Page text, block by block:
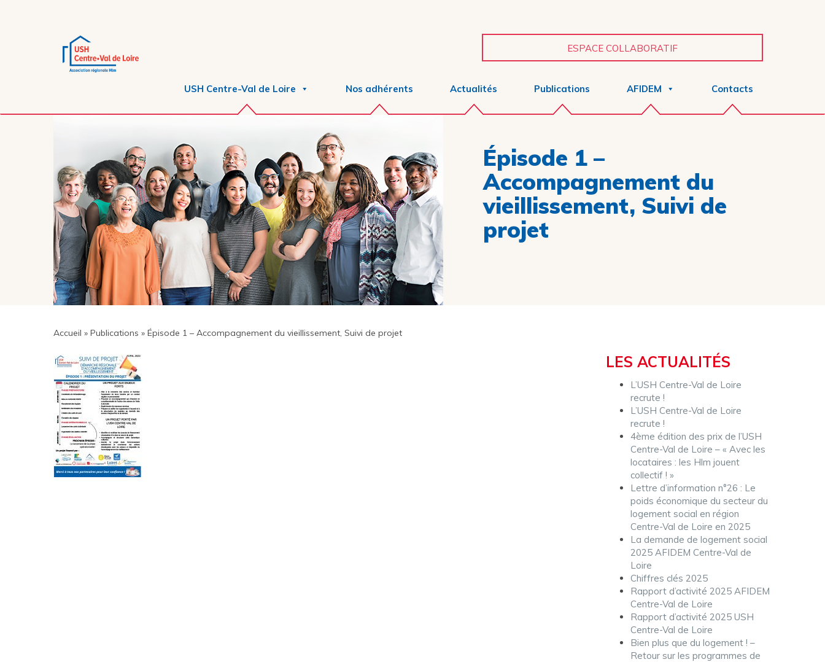
ESPACE COLLABORATIF
USH Centre-Val de Loire Nos adhérents Actualités Publications AFIDEM Contacts
Épisode 1 –
Accompagnement du
vieillissement, Suivi de
projet
LES ACTUALITÉS
L’USH Centre-Val de Loire
recrute !
L’USH Centre-Val de Loire
recrute !
4ème édition des prix de l’USH
Centre-Val de Loire – « Avec les
locataires : les Hlm jouent
collectif ! »
Lettre d’information n°26 : Le
poids économique du secteur du
logement social en région
Centre-Val de Loire en 2025
La demande de logement social
2025 AFIDEM Centre-Val de
Loire
Chiffres clés 2025
Rapport d’activité 2025 AFIDEM
Centre-Val de Loire
Rapport d’activité 2025 USH
Centre-Val de Loire
Bien plus que du logement ! –
Retour sur les programmes de
Accueil » Publications » Épisode 1 – Accompagnement du vieillissement, Suivi de projet